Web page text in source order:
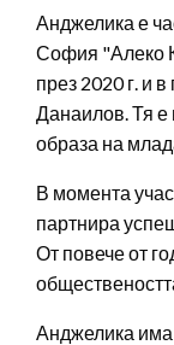
Анджелика е
София "Алеко
през 2020 г. и
Данаилов. Тя е
образа на
В момента
партнира
От повече от
Анджелика има